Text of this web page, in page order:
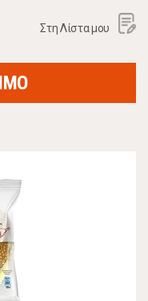
Στη Λίστα μου